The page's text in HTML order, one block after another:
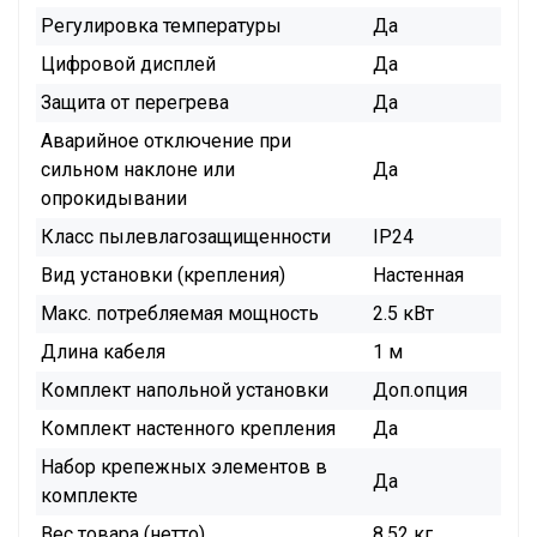
Регулировка температуры
Да
Цифровой дисплей
Да
Защита от перегрева
Да
Аварийное отключение при
сильном наклоне или
опрокидывании
Да
Класс пылевлагозащищенности
IP24
Вид установки (крепления)
Настенная
Макс. потребляемая мощность
2.5 кВт
Длина кабеля
1 м
Комплект напольной установки
Доп.опция
Комплект настенного крепления
Да
Набор крепежных элементов в
комплекте
Да